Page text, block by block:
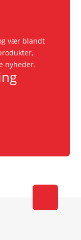
vær blandt
nyheder.